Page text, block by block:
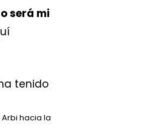
será mi
hacia la